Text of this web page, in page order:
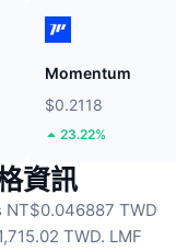
Momentum
$0.2118
23.22%
資訊
NT$0.046887 TWD
TWD. LMF